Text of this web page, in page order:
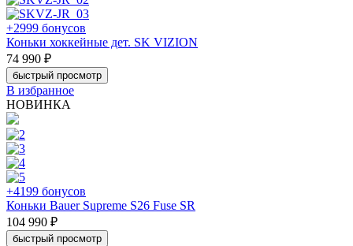
+2999 бонусов
Коньки хоккейные дет. SK VIZION
74 990 ₽
быстрый просмотр
В избранное
НОВИНКА
+4199 бонусов
Коньки Bauer Supreme S26 Fuse SR
104 990 ₽
быстрый просмотр